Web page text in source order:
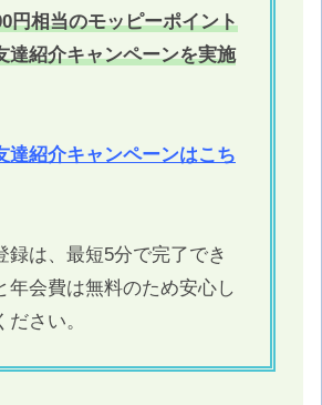
円相当のモッピーポイント
達紹介キャンペーンを実施
達紹介キャンペーンはこち
録は、最短5分で完了でき
年会費は無料のため安心し
さい。